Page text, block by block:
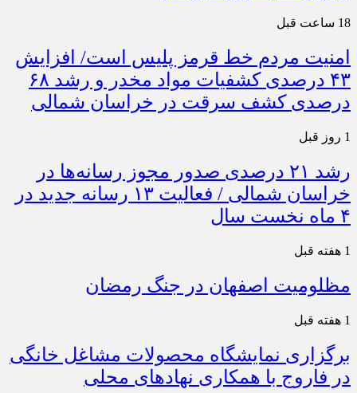
18 ساعت قبل
امنیت مردم خط قرمز پلیس است/ افزایش
۴۳ درصدی کشفیات مواد مخدر و رشد ۶۸
درصدی کشف سرقت در خراسان شمالی
1 روز قبل
رشد ۲۱ درصدی صدور مجوز رسانه‌ها در
خراسان شمالی / فعالیت ۱۳ رسانه جدید در
۴ ماه نخست سال
1 هفته قبل
مظلومیت اصفهان در جنگ رمضان
1 هفته قبل
برگزاری نمایشگاه محصولات مشاغل خانگی
در فاروج با همکاری نهادهای محلی